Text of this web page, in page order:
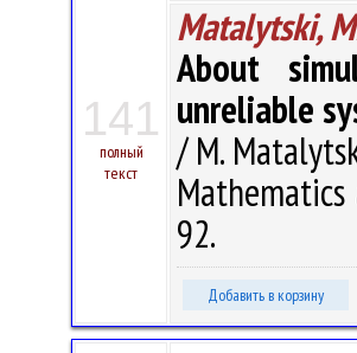
141
полный
текст
Matalytski,
About
unreliable
/ M.
92.
Добавить в корзину